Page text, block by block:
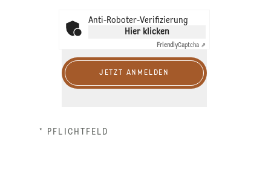
Anti-Roboter-Verifizierung
Hier klicken
FriendlyCaptcha ⇗
JETZT ANMELDEN
* PFLICHTFELD